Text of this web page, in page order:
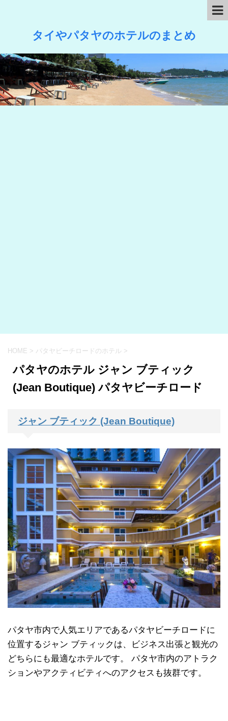
タイやパタヤのホテルのまとめ
HOME > パタヤビーチロードのホテル >
パタヤのホテル ジャン ブティック
(Jean Boutique) パタヤビーチロード
ジャン ブティック (Jean Boutique)
パタヤ市内で人気エリアであるパタヤビーチロードに
位置するジャン ブティックは、ビジネス出張と観光の
どちらにも最適なホテルです。 パタヤ市内のアトラク
ションやアクティビティへのアクセスも抜群です。